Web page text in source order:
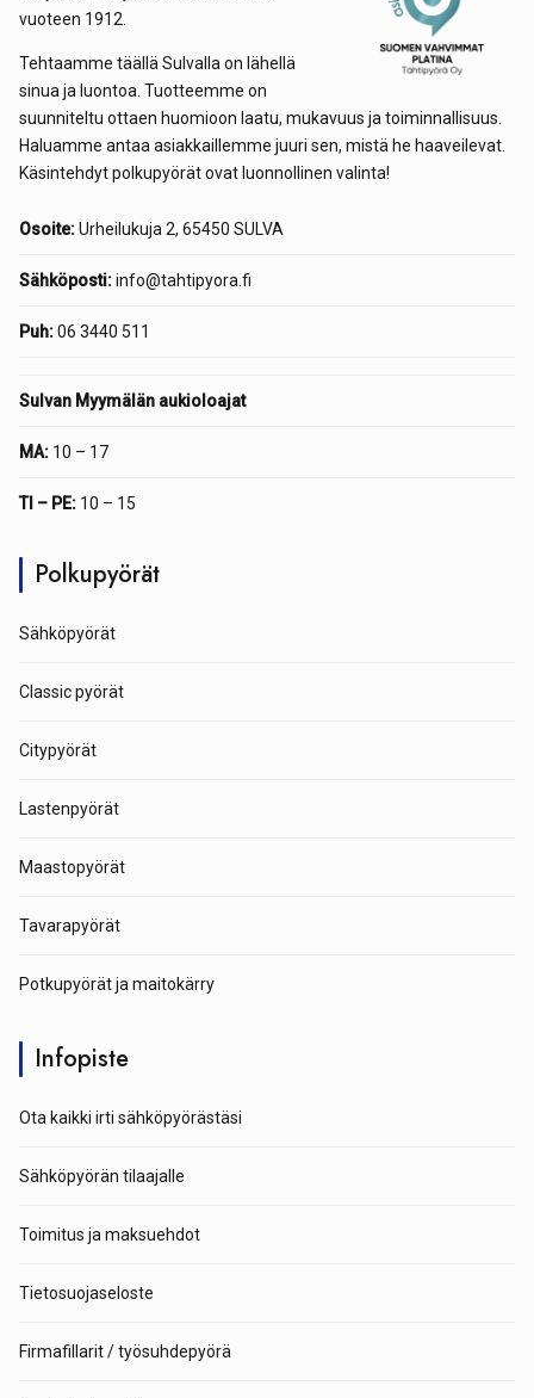
vuoteen 1912.
Tehtaamme täällä Sulvalla on lähellä
sinua ja luontoa. Tuotteemme on
suunniteltu ottaen huomioon laatu, mukavuus ja toiminnallisuus.
Haluamme antaa asiakkaillemme juuri sen, mistä he haaveilevat.
Käsintehdyt polkupyörät ovat luonnollinen valinta!
Osoite:Urheilukuja 2, 65450 SULVA
Sähköposti:info@tahtipyora.fi
Puh:06 3440 511
Sulvan Myymälän aukioloajat
MA: 10 – 17
TI – PE: 10 – 15
Polkupyörät
Sähköpyörät
Classic pyörät
Citypyörät
Lastenpyörät
Maastopyörät
Tavarapyörät
Potkupyörät ja maitokärry
Infopiste
Ota kaikki irti sähköpyörästäsi
Sähköpyörän tilaajalle
Toimitus ja maksuehdot
Tietosuojaseloste
Firmafillarit / työsuhdepyörä